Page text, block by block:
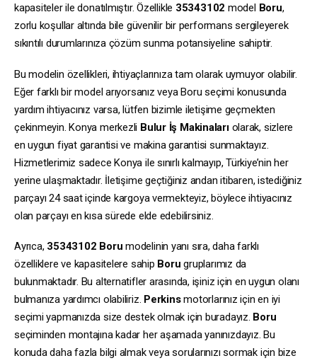
kapasiteler ile donatılmıştır. Özellikle 35343102 model Boru,
zorlu koşullar altında bile güvenilir bir performans sergileyerek
sıkıntılı durumlarınıza çözüm sunma potansiyeline sahiptir.
Bu modelin özellikleri, ihtiyaçlarınıza tam olarak uymuyor olabilir.
Eğer farklı bir model arıyorsanız veya Boru seçimi konusunda
yardım ihtiyacınız varsa, lütfen bizimle iletişime geçmekten
çekinmeyin. Konya merkezli Bulur İş Makinalarıolarak, sizlere
en uygun fiyat garantisi ve makina garantisi sunmaktayız.
Hizmetlerimiz sadece Konya ile sınırlı kalmayıp, Türkiye’nin her
yerine ulaşmaktadır. İletişime geçtiğiniz andan itibaren, istediğiniz
parçayı 24 saat içinde kargoya vermekteyiz, böylece ihtiyacınız
olan parçayı en kısa sürede elde edebilirsiniz.
Ayrıca, 35343102 Boru modelinin yanı sıra, daha farklı
özelliklere ve kapasitelere sahip Boru gruplarımız da
bulunmaktadır. Bu alternatifler arasında, işiniz için en uygun olanı
bulmanıza yardımcı olabiliriz. Perkinsmotorlarınız için en iyi
seçimi yapmanızda size destek olmak için buradayız. Boru
seçiminden montajına kadar her aşamada yanınızdayız. Bu
konuda daha fazla bilgi almak veya sorularınızı sormak için bize